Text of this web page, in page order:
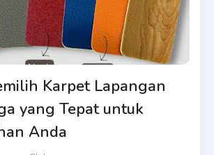
Karpet Lapangan
yang Tepat untuk
Anda